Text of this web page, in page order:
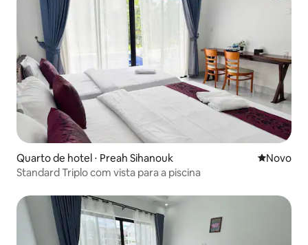
Quarto de hotel ⋅ Preah Sihanouk Novo
Novo
Standard Triplo com vista para a piscina